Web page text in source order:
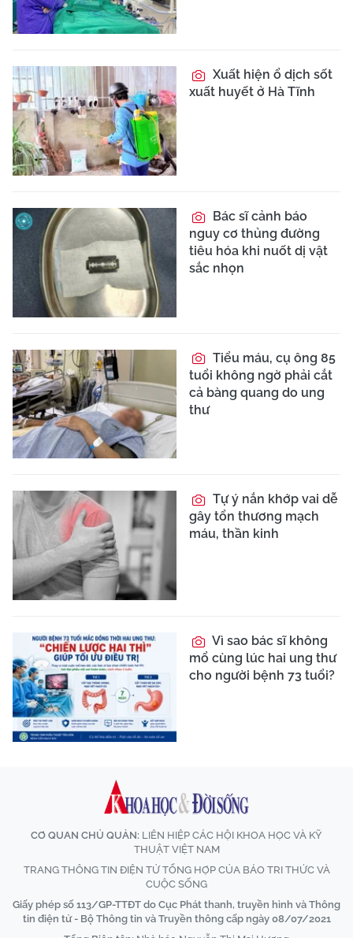
Xuất hiện ổ dịch sốt
xuất huyết ở Hà Tĩnh
Bác sĩ cảnh báo
nguy cơ thủng đường
tiêu hóa khi nuốt dị vật
sắc nhọn
Tiểu máu, cụ ông 85
tuổi không ngờ phải cắt
cả bàng quang do ung
thư
Tự ý nắn khớp vai dễ
gây tổn thương mạch
máu, thần kinh
Vì sao bác sĩ không
mổ cùng lúc hai ung thư
cho người bệnh 73 tuổi?
CƠ QUAN CHỦ QUẢN: LIÊN HIỆP CÁC HỘI KHOA HỌC VÀ KỸ
THUẬT VIỆT NAM
TRANG THÔNG TIN ĐIỆN TỬ TỔNG HỢP CỦA BÁO TRI THỨC VÀ
CUỘC SỐNG
Giấy phép số 113/GP-TTĐT do Cục Phát thanh, truyền hình và Thông
tin điện tử - Bộ Thông tin và Truyền thông cấp ngày 08/07/2021